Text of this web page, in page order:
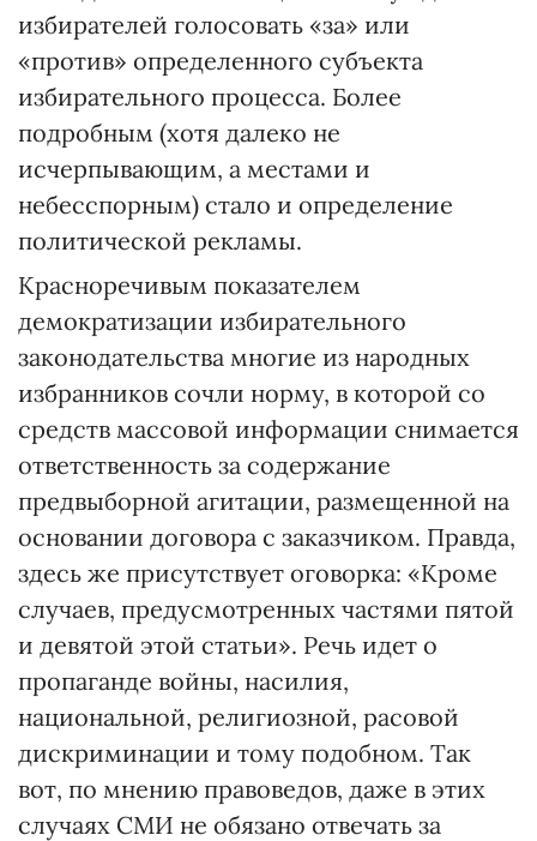
избирателей голосовать «за» или
«против» определенного субъекта
избирательного процесса. Более
подробным (хотя далеко не
исчерпывающим, а местами и
небесспорным) стало и определение
политической рекламы.
Красноречивым показателем
демократизации избирательного
законодательства многие из народных
избранников сочли норму, в которой со
средств массовой информации снимается
ответственность за содержание
предвыборной агитации, размещенной на
основании договора с заказчиком. Правда,
здесь же присутствует оговорка: «Кроме
случаев, предусмотренных частями пятой
и девятой этой статьи». Речь идет о
пропаганде войны, насилия,
национальной, религиозной, расовой
дискриминации и тому подобном. Так
вот, по мнению правоведов, даже в этих
случаях СМИ не обязано отвечать за